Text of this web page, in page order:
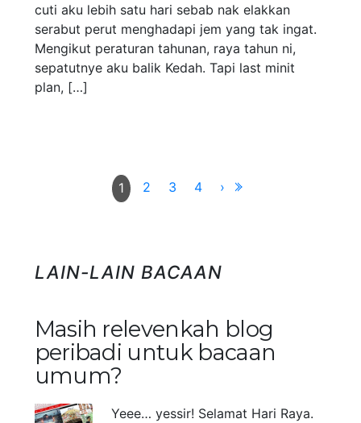
cuti aku lebih satu hari sebab nak elakkan
serabut perut menghadapi jem yang tak ingat.
Mengikut peraturan tahunan, raya tahun ni,
sepatutnye aku balik Kedah. Tapi last minit
plan, […]
1 2 3 4 ›
LAIN-LAIN BACAAN
Masih relevenkah blog
peribadi untuk bacaan
umum?
Yeee… yessir! Selamat Hari Raya.